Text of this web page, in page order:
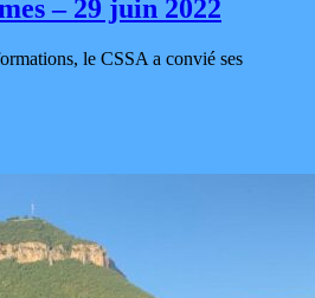
– 29 juin 2022
le CSSA a convié ses